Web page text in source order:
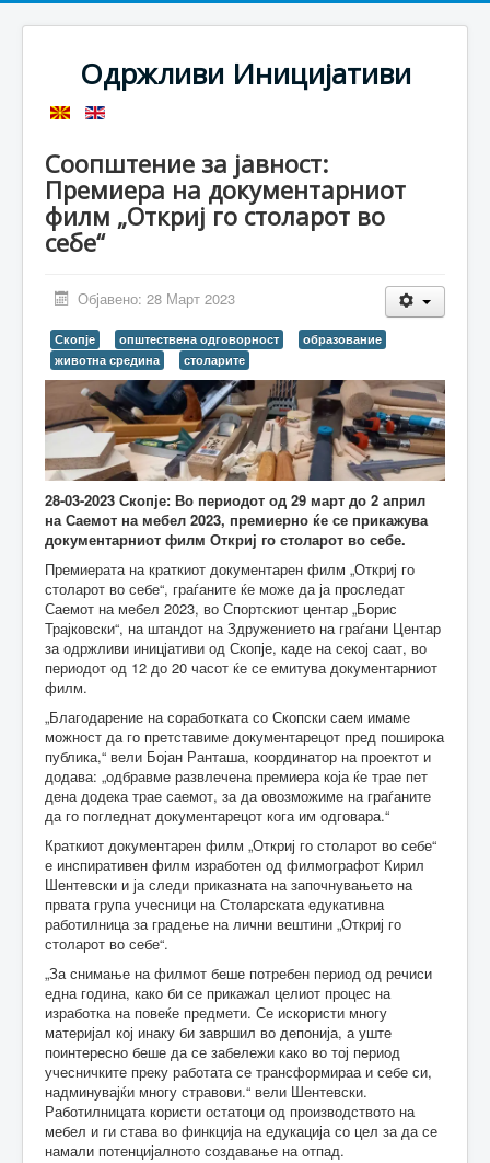
Одржливи Иницијативи
Соопштение за јавност:
Премиера на документарниот
филм „Откриј го столарот во
себе“
Објавено: 28 Март 2023
Скопје општествена одговорност
образование
животна средина
столарите
28-03-2023 Скопје: Во периодот од 29 март до 2 април
на Саемот на мебел 2023, премиерно ќе се прикажува
документарниот филм Откриј го столарот во себе.
Премиерата на краткиот документарен филм „Откриј го
столарот во себе“, граѓаните ќе може да ја проследат
Саемот на мебел 2023, во Спортскиот центар „Борис
Трајковски“, на штандот на Здружението на граѓани Центар
за одржливи иницјативи од Скопје, каде на секој саат, во
периодот од 12 до 20 часот ќе се емитува документарниот
филм.
„Благодарение на соработката со Скопски саем имаме
можност да го претставиме документарецот пред поширока
публика,“ вели Бојан Ранташа, координатор на проектот и
додава: „одбравме развлечена премиера која ќе трае пет
дена додека трае саемот, за да овозможиме на граѓаните
да го погледнат документарецот кога им одговара.“
Краткиот документарен филм „Откриј го столарот во себе“
е инспиративен филм изработен од филмографот Кирил
Шентевски и ја следи приказната на започнувањето на
првата група учесници на Столарската едукативна
работилница за градење на лични вештини „Откриј го
столарот во себе“.
„За снимање на филмот беше потребен период од речиси
една година, како би се прикажал целиот процес на
изработка на повеќе предмети. Се искористи многу
материјал кој инаку би завршил во депонија, а уште
поинтересно беше да се забележи како во тој период
учесничките преку работата се трансформираа и себе си,
надминувајќи многу стравови.“ вели Шентевски.
Работилницата користи остатоци од производството на
мебел и ги става во финкција на едукација со цел за да се
намали потенцијалното создавање на отпад.